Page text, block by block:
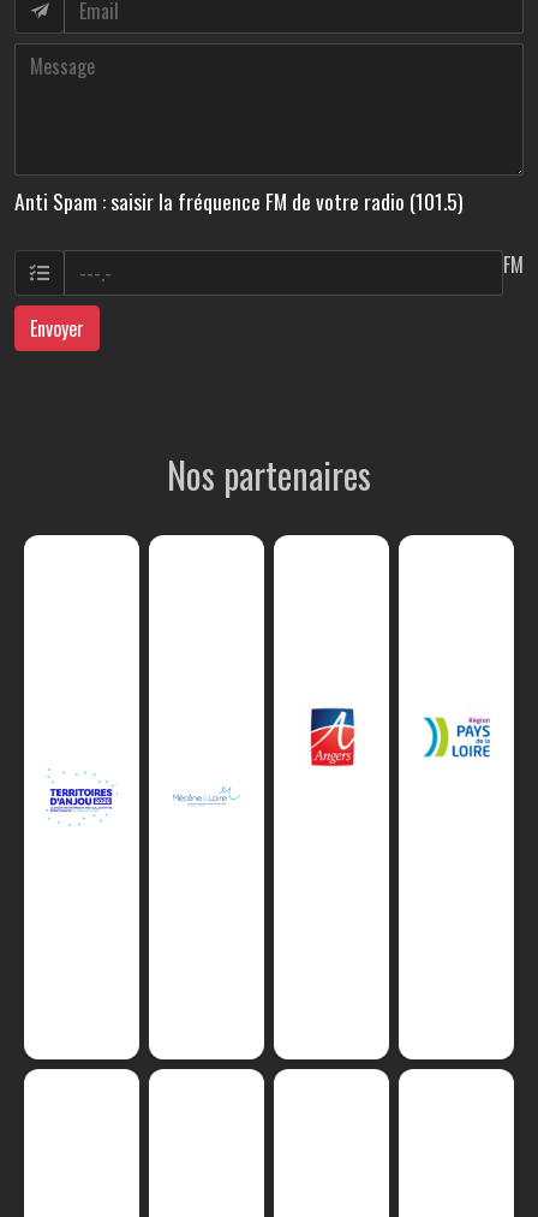
Anti Spam : saisir la fréquence FM de votre radio (101.5)
FM
Envoyer
Nos partenaires